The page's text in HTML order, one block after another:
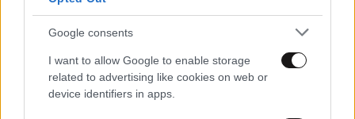
Google consents
I want to allow Google to enable storage
related to advertising like cookies on web or
device identifiers in apps.
ένα νερό και 4 αναψυκτικά